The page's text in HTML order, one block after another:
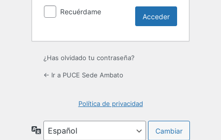
Recuérdame
¿Has olvidado tu contraseña?
← Ir a PUCE Sede Ambato
Política de privacidad
Idioma